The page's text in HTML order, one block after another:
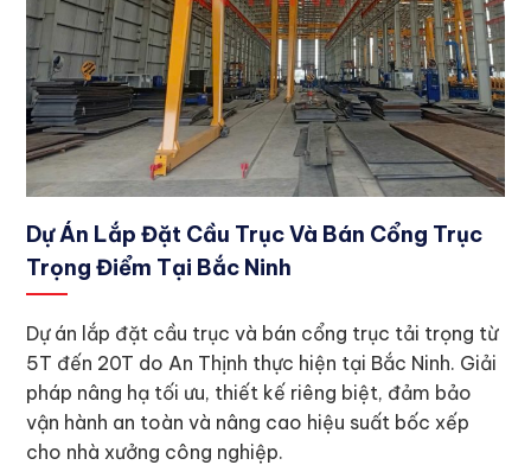
Dự Án Lắp Đặt Cầu Trục Và Bán Cổng Trục
Trọng Điểm Tại Bắc Ninh
Dự án lắp đặt cầu trục và bán cổng trục tải trọng từ
5T đến 20T do An Thịnh thực hiện tại Bắc Ninh. Giải
pháp nâng hạ tối ưu, thiết kế riêng biệt, đảm bảo
vận hành an toàn và nâng cao hiệu suất bốc xếp
cho nhà xưởng công nghiệp.